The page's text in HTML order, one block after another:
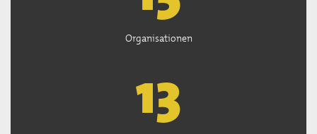
Organisationen
13